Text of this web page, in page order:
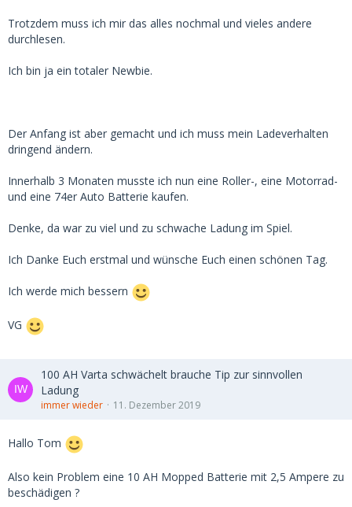
Trotzdem muss ich mir das alles nochmal und vieles andere
durchlesen.
Ich bin ja ein totaler Newbie.
Der Anfang ist aber gemacht und ich muss mein Ladeverhalten
dringend ändern.
Innerhalb 3 Monaten musste ich nun eine Roller-, eine Motorrad-
und eine 74er Auto Batterie kaufen.
Denke, da war zu viel und zu schwache Ladung im Spiel.
Ich Danke Euch erstmal und wünsche Euch einen schönen Tag.
Ich werde mich bessern
VG
100 AH Varta schwächelt brauche Tip zur sinnvollen
Ladung
immer wieder 11. Dezember 2019
Hallo Tom
Also kein Problem eine 10 AH Mopped Batterie mit 2,5 Ampere zu
beschädigen ?